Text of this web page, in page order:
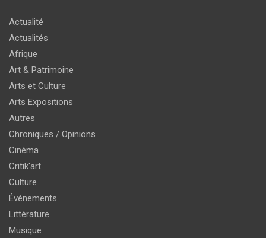
Actualité
Actualités
Afrique
Art & Patrimoine
Arts et Culture
Arts Expositions
Autres
Chroniques / Opinions
Cinéma
Critik'art
Culture
Événements
Littérature
Musique